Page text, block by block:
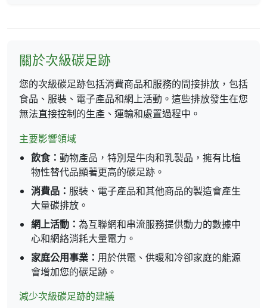
關於次級碳足跡
您的次級碳足跡包括消費商品和服務的間接排放，包括
食品、服裝、電子產品和網上活動。這些排放發生在您
無法直接控制的生產、運輸和處置過程中。
主要影響領域
飲食： 動物產品，特別是牛肉和乳製品，擁有比植
物性替代品顯著更高的碳足跡。
消費品： 服裝、電子產品和其他商品的製造會產生
大量碳排放。
網上活動： 為互聯網和串流服務提供動力的數據中
心和網絡消耗大量電力。
家庭公用事業： 用於供電、供暖和冷卻家庭的能源
會增加您的碳足跡。
減少次級碳足跡的建議